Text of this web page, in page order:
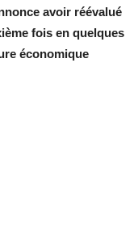
avoir réévalué
fois en quelques
économique